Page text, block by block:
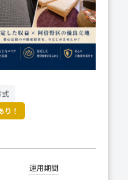
式
！
運用期間